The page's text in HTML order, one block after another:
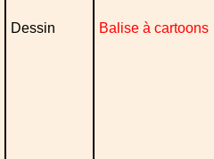
Dessin Balise à cartoons